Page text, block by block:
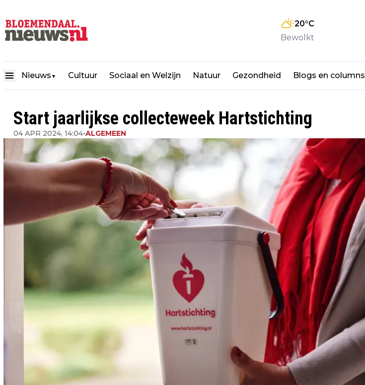
20°C
Bewolkt
Nieuws ▼ Cultuur Sociaal en Welzijn Natuur Gezondheid Blogs en columns
Start jaarlijkse collecteweek Hartstichting
04 APR 2024, 14:04•ALGEMEEN